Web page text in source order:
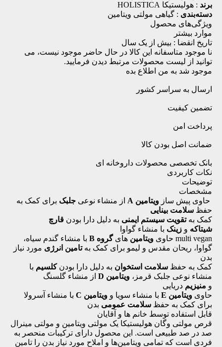
برند : هولیستیکا HOLISTICA
دسته‌بندی : گیاهی مولتی ویتامین
ویژگی‌های محصول
موارد بیشتر
تاریخ انقضا : بیش از یک سال
نا موجود متاسفانه این کالا در حال حاضر موجود نیست، می
توانید از لیست محصولات مرتبط دیدن فرمایید.
موجود شد به من اطلاع بده
ارسال به سراسر کشور
تضمین کیفیت
پرداخت امن
ضمانت اصل بودن کالا
بانک تخصصی محصولات داروخانه ای
نکات کاربردی
توضیحات
مشخصات
حاوی پیش ساز ویتامین A از منشاء نوعی جلبک برای کمک به
حفظ سلامت بینایی
کمک بهتقویت سیستم ایمنی به دلیل دارا بودن قارچ
شیتاکه و زینک با منشاء گواوا
multi vegan حاوی
ویتامین هایگروه B
با منشاء گندم سیاه،
گواوا، ریحان مقدس و لیمو برای کمک بهتامین انرژی مورد نیاز
بدن
کمک به حفظ سلامت استخوان به دلیل دارا بودنکلسیم با
منشاء نوعی جلبک قرمز، ویتامین D
از منشاء گلسنگ
و منیزیم دریایی
حاوی ویتامین E با منشاء سویا و ویتامین C
با منشاء آسرولا
برای کمک به حفظ سلامت عمومی بدن
قابل استفاده توسط خانم ها و آقایان
قرص مولتی وگان هولیستیکا یک مولتی ویتامین و مولتی مینرال
صد در صد طبیعی است. این محصول دارای ترکیبات منحصر به
فردی است که تمامی ویتامین‌ها و املاح مورد نیاز بدن را تامین